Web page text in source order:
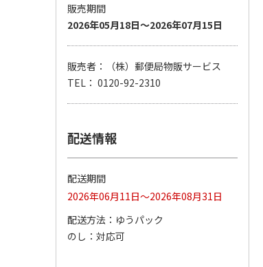
【グリーティング切
販売期間
2026年05月18日～2026年07月15日
販売者：（株）郵便局物販サービス
TEL： 0120-92-2310
配送情報
配送期間
2026年06月11日～2026年08月31日
配送方法
ゆうパック
のし
対応可